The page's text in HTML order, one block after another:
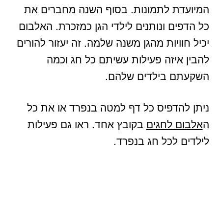
המיועדת לתמונות. בסוף השנה מחברים את
כל הדפים ונותנים לילדי הגן כמזכרת. האלבום
יכיל חוויות מהגן משנה שלמה. זה יעזור להורים
להבין איזה פעילות עשיתם כל חג וכמה
השקעתם בילדים שלהם.
ניתן להדפיס כל דף למטה בנפרד או את כל
האלבום לחגים בקובץ אחד. ראו גם פעילות
לילדים לכל חג בנפרד.